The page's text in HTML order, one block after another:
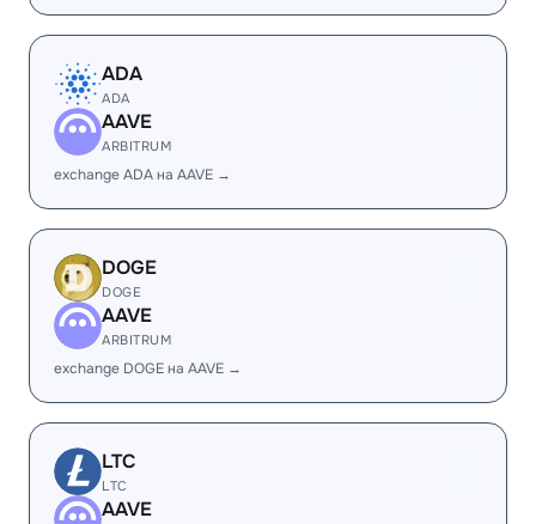
ADA
ADA
AAVE
ARBITRUM
exchange ADA на AAVE →
DOGE
DOGE
AAVE
ARBITRUM
exchange DOGE на AAVE →
LTC
LTC
AAVE